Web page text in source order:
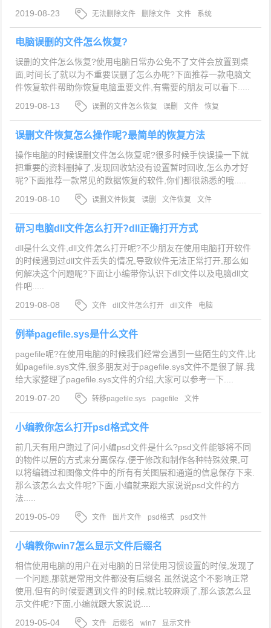
2019-08-23
无法删除文件 删除文件 文件 系统
电脑误删的文件怎么恢复?
误删的文件怎么恢复?使用电脑日常办公免不了文件会放置到桌
面,时间长了就以为不重要误删了怎么办呢?下面推荐一款电脑文
件恢复软件帮助你恢复电脑重要文件,有需要的朋友可以看下.....
2019-08-13
误删的文件怎么恢复 误删 文件 恢复
误删文件恢复怎么操作呢?最简单的恢复方法
操作电脑的时候误删文件怎么恢复呢?很多时候手快误操一下就
把重要的资料删掉了,发现回收站没有设置暂时回收,怎么办才好
呢?下面推荐一款常见的数据恢复的软件,你们都很熟悉的哦.....
2019-08-10
误删文件恢复 误删 文件恢复 文件
研习电脑dll文件怎么打开?dll正确打开方式
dll是什么文件,dll文件怎么打开呢?不少朋友在使用电脑打开软件
的时候遇到过dll文件丢失的情况,导致软件无法正常打开,那么如
何解决这个问题呢?下面让小编带你认识下dll文件以及电脑dll文
件吧.....
2019-08-08
文件 dll文件怎么打开 dll文件 电脑
例举pagefile.sys是什么文件
pagefile呢?在使用电脑的时候我们经常会遇到一些陌生的文件,比
如pagefile.sys文件,很多朋友对于pagefile.sys文件不是很了解.我
给大家整理了pagefile.sys文件的介绍,大家可以参考一下....
2019-07-20
转移pagefile.sys pagefile
文件
pagefile.sys是什么文件
小编教你怎么打开psd格式文件
前几天有用户跑过了问小编psd文件是什么?psd文件能够将不同
的物件以层的方式来分离保存,便于修改和制作各种特殊效果,可
以将编辑过和图像文件中的所有有关图层和通道的信息保存下来.
那么该怎么去文件呢?下面,小编就来跟大家说说psd文件的方
法.....
2019-05-09
文件 图片文件 psd格式 psd文件
小编教你win7怎么显示文件后缀名
相信使用电脑的用户在对电脑的日常使用习惯设置的时候,发现了
一个问题,那就是常用文件都没有后缀名.虽然说这个不影响正常
使用,但有的时候要遇到文件的时候,就比较麻烦了,那么该怎么显
示文件呢?下面,小编就跟大家说说....
2019-05-04
文件 后缀名 win7 显示文件